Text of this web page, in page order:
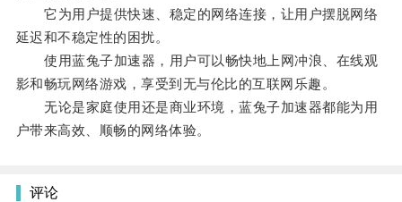
它为用户提供快速、稳定的网络连接，让用户摆脱网络
延迟和不稳定性的困扰。
使用蓝兔子加速器，用户可以畅快地上网冲浪、在线观
影和畅玩网络游戏，享受到无与伦比的互联网乐趣。
无论是家庭使用还是商业环境，蓝兔子加速器都能为用
户带来高效、顺畅的网络体验。
评论